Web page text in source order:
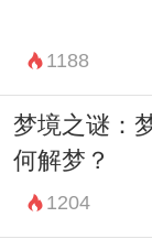
感受到的情
动往往才是
梦见鲲鹏这
心的渴望和
望。
总而言之，
1188
梦境之谜：
何解梦？
1204